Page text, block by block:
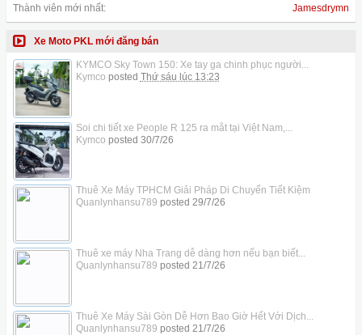
Thành viên mới nhất:
Jamesdrymn
Xe Moto PKL mới đăng bán
KYMCO Sky Town 150: Xe tay ga chinh phục người...
Kymco posted Thứ sáu lúc 13:23
Soi chi tiết xe People R 125 ra mắt tại Việt Nam,...
Kymco posted 30/7/26
Thuê Xe Máy TPHCM Giải Pháp Di Chuyển Tiết Kiệm
Quanlynhansu789 posted 29/7/26
Thuê xe máy Nha Trang dễ dàng hơn nếu bạn biết...
Quanlynhansu789 posted 21/7/26
Thuê Xe Máy Sài Gòn Dễ Hơn Bao Giờ Hết Với Dịch...
Quanlynhansu789 posted 21/7/26